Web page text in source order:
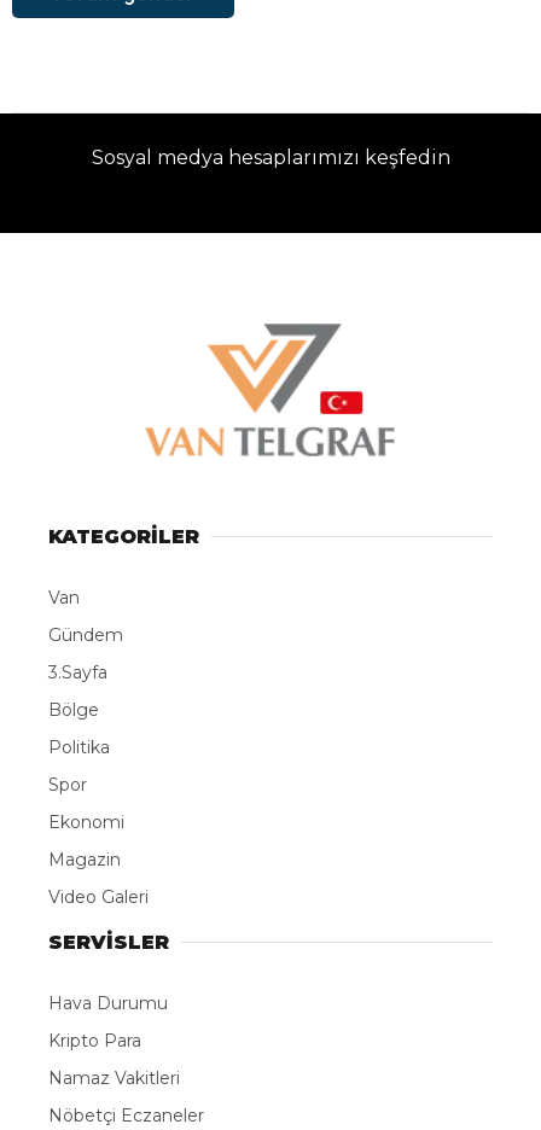
Sosyal medya hesaplarımızı keşfedin
KATEGORİLER
Van
Gündem
3.Sayfa
Bölge
Politika
Spor
Ekonomi
Magazin
Video Galeri
SERVİSLER
Hava Durumu
Kripto Para
Namaz Vakitleri
Nöbetçi Eczaneler